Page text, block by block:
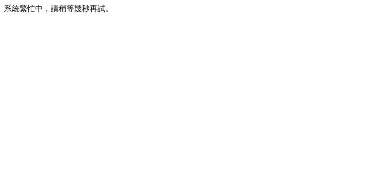
系統繁忙中，請稍等幾秒再試。